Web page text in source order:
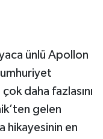
ünlü Apollon
daha fazlasını
gelen
hikayesinin en